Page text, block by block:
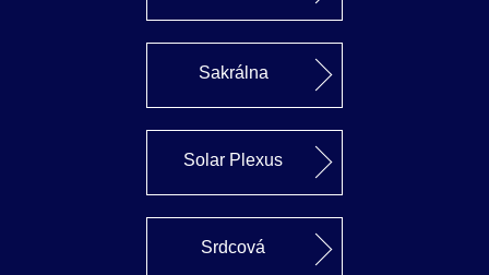
Sakrálna
Solar Plexus
Srdcová